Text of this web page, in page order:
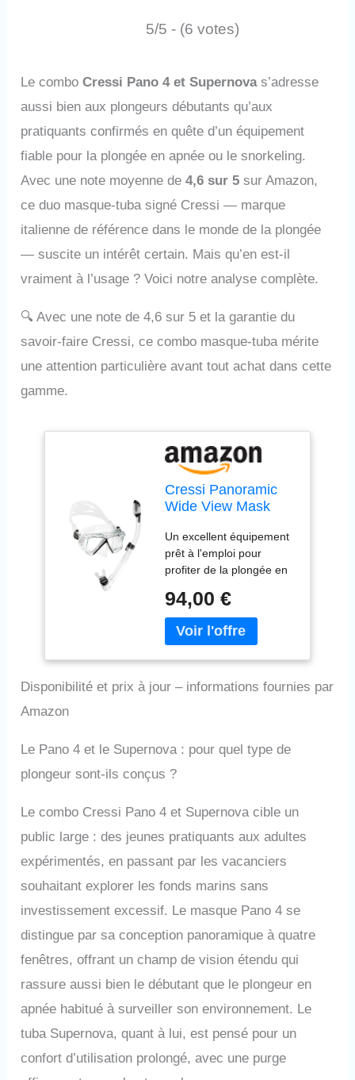
5/5 - (6 votes)
Le comboCressi Pano 4 et Supernovas’adresse
aussi bien aux plongeurs débutants qu’aux
pratiquants confirmés en quête d’un équipement
fiable pour la plongée en apnée ou le snorkeling.
Avec une note moyenne de4,6 sur 5 sur Amazon,
ce duo masque-tuba signé Cressi — marque
italienne de référence dans le monde de la plongée
— suscite un intérêt certain. Mais qu’en est-il
vraiment à l’usage ? Voici notre analyse complète.
🔍 Avec une note de 4,6 sur 5 et la garantie du
savoir-faire Cressi, ce combo masque-tuba mérite
une attention particulière avant tout achat dans cette
gamme.
Cressi Panoramic
Wide View Mask
Un excellent équipement
prêt à l'emploi pour
profiter de la plongée en
sous-marine sans aucun
problème. Les masques
panoramiques ont été
ajustement, durabilité et
assurer une étanchéité
parfaite. Poche nasale
en verre trempé pour plus
de sécurité et facile à
bouton-poussoir pour
ajuster facilement la
longueur de la sangle. Le
Supernova Dry est le
premier tuba submersible
de Cressi. Idéal pour les
jeunes comme les
adultes, tous ceux qui
veulent se sentir
sécurité lorsqu'ils font de
la plongée avec tuba. La
valve supérieure sèche
94,00 €
Disponibilité et prix à jour – informations fournies par
Amazon
Le Pano 4 et le Supernova : pour quel type de
plongeur sont-ils conçus ?
Le combo Cressi Pano 4 et Supernova cible un
public large : des jeunes pratiquants aux adultes
expérimentés, en passant par les vacanciers
souhaitant explorer les fonds marins sans
investissement excessif. Le masque Pano 4 se
distingue par sa conception panoramique à quatre
fenêtres, offrant un champ de vision étendu qui
rassure aussi bien le débutant que le plongeur en
apnée habitué à surveiller son environnement. Le
tuba Supernova, quant à lui, est pensé pour un
confort d’utilisation prolongé, avec une purge